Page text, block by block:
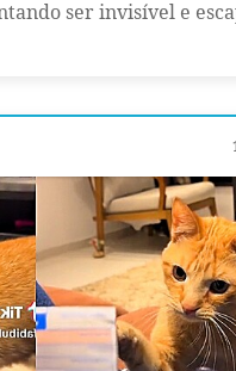
ser invisível e